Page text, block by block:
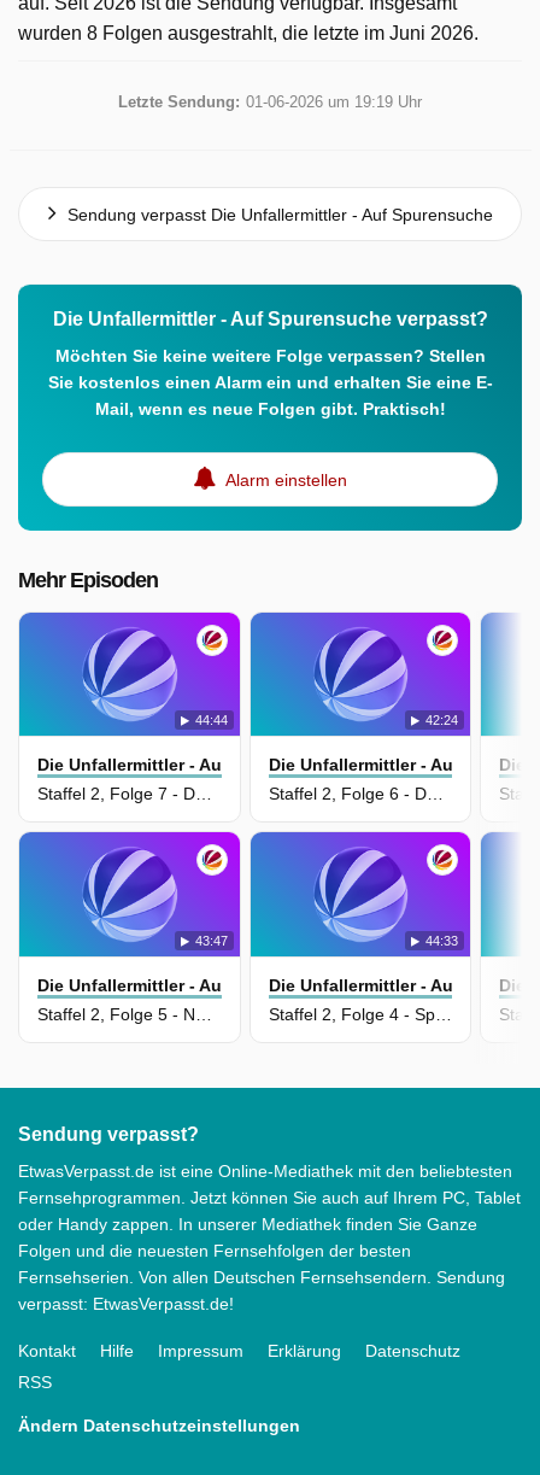
wurden 8 Folgen ausgestrahlt, die letzte im Juni 2026.
Letzte Sendung: 01-06-2026 um 19:19 Uhr
Sendung verpasst Die Unfallermittler - Auf Spurensuche
Die Unfallermittler - Auf Spurensuche verpasst?
Möchten Sie keine weitere Folge verpassen? Stellen
Sie kostenlos einen Alarm ein und erhalten Sie eine E-
Mail, wenn es neue Folgen gibt. Praktisch!
Alarm einstellen
Mehr Episoden
44:44
Die Unfallermittler - Auf Spurensuche
Staffel 2, Folge 7 - Der geheimnisvolle Wall
42:24
Die Unfallermittler - Auf
Staffel 2, Folge 6 - Das fliegende Auto
43:47
Die Unfallermittler - Auf Spurensuche
44:33
Die Unfallermittler - Auf
Staffel 2, Folge 4 - Spurensuche in der Dunkelheit
Die
Die
Sendung verpasst?
EtwasVerpasst.de ist eine Online-Mediathek mit den beliebtesten
Fernsehprogrammen. Jetzt können Sie auch auf Ihrem PC, Tablet
oder Handy zappen. In unserer Mediathek finden Sie Ganze
Folgen und die neuesten Fernsehfolgen der besten
Fernsehserien. Von allen Deutschen Fernsehsendern. Sendung
verpasst: EtwasVerpasst.de!
Kontakt Hilfe Impressum Erklärung
Datenschutz
RSS
Ändern Datenschutzeinstellungen